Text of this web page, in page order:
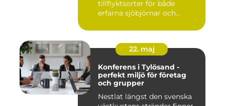
tillflyktsorter för både
erfarna sjöbjörnar och...
22. maj
Konferens i Tylösand -
perfekt miljö för företag
och grupper
Nestlat längst den svenska